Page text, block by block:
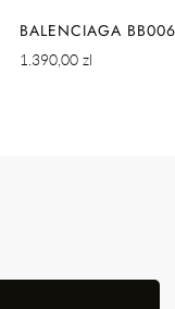
BALENCIAGA
Cena
1.390,00 zl